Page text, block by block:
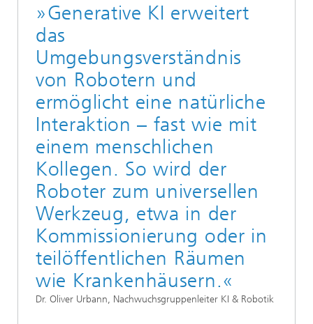
»Generative KI erweitert
das
Umgebungsverständnis
von Robotern und
ermöglicht eine natürliche
Interaktion – fast wie mit
einem menschlichen
Kollegen. So wird der
Roboter zum universellen
Werkzeug, etwa in der
Kommissionierung oder in
teilöffentlichen Räumen
wie Krankenhäusern.«
Dr. Oliver Urbann, Nachwuchsgruppenleiter KI & Robotik